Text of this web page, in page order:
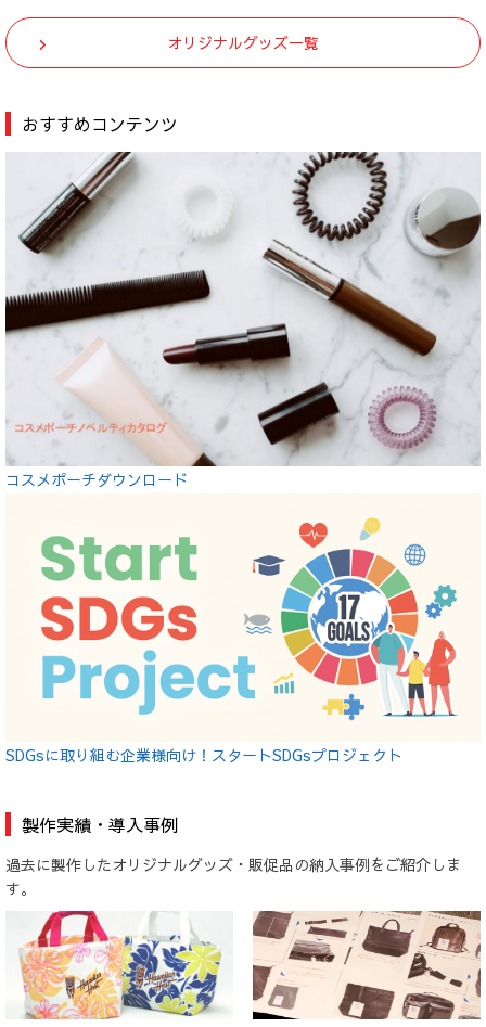
オリジナルグッズ一覧
おすすめコンテンツ
コスメポーチダウンロード
SDGsに取り組む企業様向け！スタートSDGsプロジェクト
製作実績・導入事例
過去に製作したオリジナルグッズ・販促品の納入事例をご紹介しま
す。